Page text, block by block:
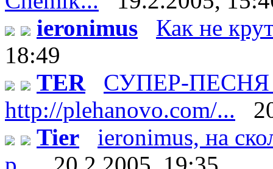
ieronimus
Как не
18:49
TER
СУПЕР-ПЕСНЯ
http://plehanovo.com/...
Tier
ieronimus, на